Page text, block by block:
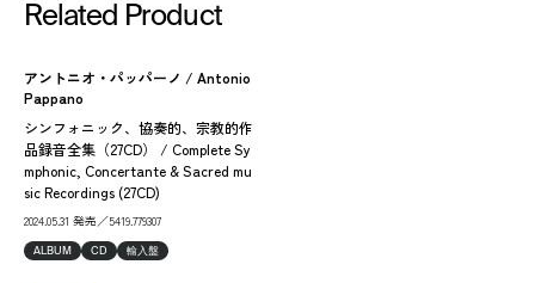
Related Product
アントニオ・パッパーノ / Antonio
Pappano
シンフォニック、協奏的、宗教的作
品録音全集（27CD） / Complete Sy
mphonic, Concertante & Sacred mu
sic Recordings (27CD)
2024.05.31 発売／5419.779307
ALBUM CD 輸入盤